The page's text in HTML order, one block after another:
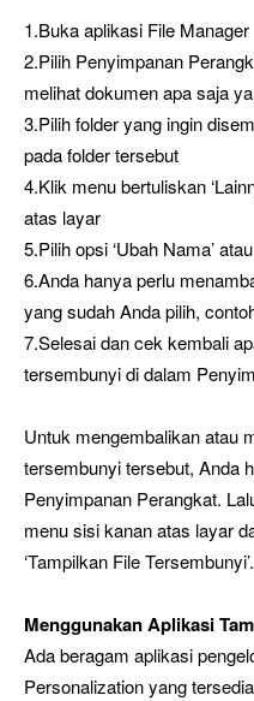
1.Buka aplikasi File Manager
2.Pilih Penyimpanan
melihat dokumen apa saja
3.Pilih folder yang ingin
pada folder tersebut
4.Klik menu bertuliskan
atas layar
5.Pilih opsi ‘Ubah Nama’ atau
6.Anda hanya perlu
yang sudah Anda pilih,
7.Selesai dan cek kembali
tersembunyi di dalam
Untuk mengembalikan atau
tersembunyi tersebut, Anda
Penyimpanan Perangkat.
menu sisi kanan atas layar
‘Tampilkan File Tersembunyi’.
Menggunakan Aplikasi
Ada beragam aplikasi
Personalization yang